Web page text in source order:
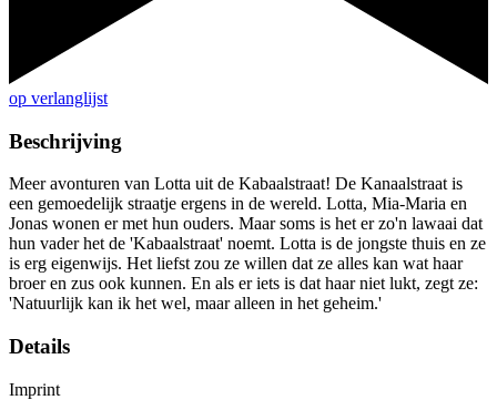
op verlanglijst
Beschrijving
Meer avonturen van Lotta uit de Kabaalstraat! De Kanaalstraat is
een gemoedelijk straatje ergens in de wereld. Lotta, Mia-Maria en
Jonas wonen er met hun ouders. Maar soms is het er zo'n lawaai dat
hun vader het de 'Kabaalstraat' noemt. Lotta is de jongste thuis en ze
is erg eigenwijs. Het liefst zou ze willen dat ze alles kan wat haar
broer en zus ook kunnen. En als er iets is dat haar niet lukt, zegt ze:
'Natuurlijk kan ik het wel, maar alleen in het geheim.'
Details
Imprint